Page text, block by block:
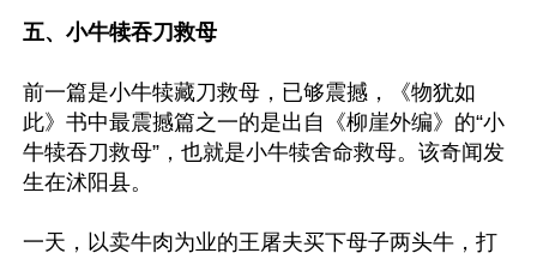
五、小牛犊吞刀救母
前一篇是小牛犊藏刀救母，已够震撼，《物犹如
此》书中最震撼篇之一的是出自《柳崖外编》的“小
牛犊吞刀救母”，也就是小牛犊舍命救母。该奇闻发
生在沭阳县。
一天，以卖牛肉为业的王屠夫买下母子两头牛，打